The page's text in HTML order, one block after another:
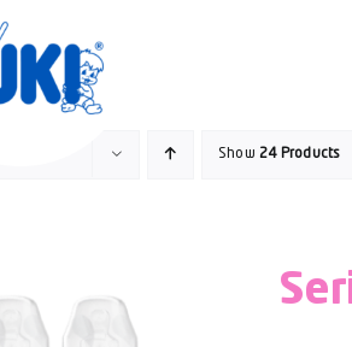
Show24 Products